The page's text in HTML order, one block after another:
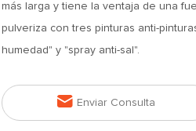
más larga y tiene la ventaja de una
pulveriza con tres pinturas anti-
humedad" y "spray anti-sal".
 Enviar Consulta